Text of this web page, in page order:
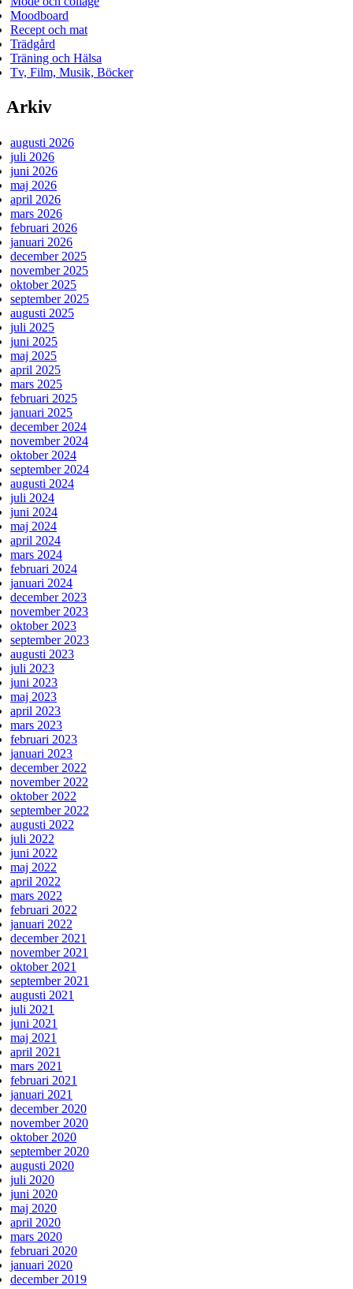
Moodboard
Recept och mat
Trädgård
Träning och Hälsa
Tv, Film, Musik, Böcker
Arkiv
augusti 2026
juli 2026
juni 2026
maj 2026
april 2026
mars 2026
februari 2026
januari 2026
december 2025
november 2025
oktober 2025
september 2025
augusti 2025
juli 2025
juni 2025
maj 2025
april 2025
mars 2025
februari 2025
januari 2025
december 2024
november 2024
oktober 2024
september 2024
augusti 2024
juli 2024
juni 2024
maj 2024
april 2024
mars 2024
februari 2024
januari 2024
december 2023
november 2023
oktober 2023
september 2023
augusti 2023
juli 2023
juni 2023
maj 2023
april 2023
mars 2023
februari 2023
januari 2023
december 2022
november 2022
oktober 2022
september 2022
augusti 2022
juli 2022
juni 2022
maj 2022
april 2022
mars 2022
februari 2022
januari 2022
december 2021
november 2021
oktober 2021
september 2021
augusti 2021
juli 2021
juni 2021
maj 2021
april 2021
mars 2021
februari 2021
januari 2021
december 2020
november 2020
oktober 2020
september 2020
augusti 2020
juli 2020
juni 2020
maj 2020
april 2020
mars 2020
februari 2020
januari 2020
december 2019